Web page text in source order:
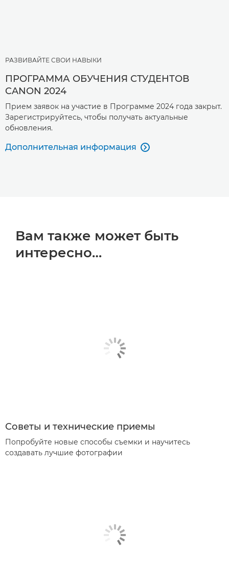
РАЗВИВАЙТЕ СВОИ НАВЫКИ
ПРОГРАММА ОБУЧЕНИЯ СТУДЕНТОВ
CANON 2024
Прием заявок на участие в Программе 2024 года закрыт.
Зарегистрируйтесь, чтобы получать актуальные
обновления.
Дополнительная информация 
Вам также может быть
интересно…
Советы и технические приемы
Попробуйте новые способы съемки и научитесь
создавать лучшие фотографии